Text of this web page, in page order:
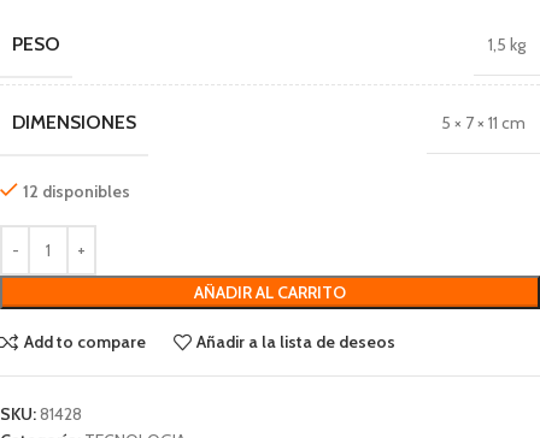
PESO 1,5 kg
DIMENSIONES 5 × 7 × 11 cm
12 disponibles
AÑADIR AL CARRITO
Add to compare Añadir a la lista de deseos
SKU:81428